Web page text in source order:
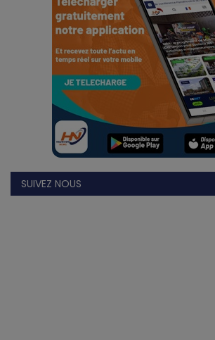
Actu People
Voyages
Blagues
SUIVEZ NOUS